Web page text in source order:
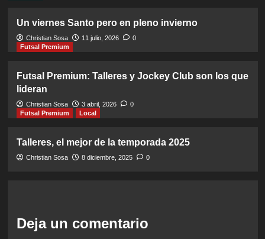
Un viernes Santo pero en pleno invierno
Christian Sosa 11 julio, 2026
0
Futsal Premium
Futsal Premium: Talleres y Jockey Club son los que
lideran
Christian Sosa 3 abril, 2026
0
Futsal Premium
Local
Talleres, el mejor de la temporada 2025
Christian Sosa 8 diciembre, 2025 0
Deja un comentario